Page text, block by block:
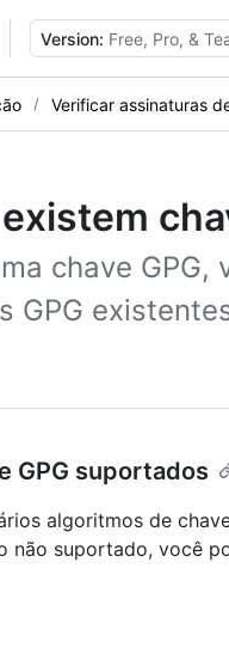
Version: Free, Pro, &
Verificar assinaturas
chave GPG,
GPG
GPG suportados
algoritmos de
não suportado, você